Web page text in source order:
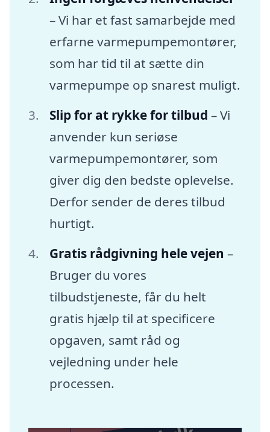
– Vi har et fast samarbejde med
erfarne varmepumpemontører,
som har tid til at sætte din
varmepumpe op snarest muligt.
Slip for at rykke for tilbud – Vi
anvender kun seriøse
varmepumpemontører, som
giver dig den bedste oplevelse.
Derfor sender de deres tilbud
hurtigt.
Gratis rådgivning hele vejen –
Bruger du vores
tilbudstjeneste, får du helt
gratis hjælp til at specificere
opgaven, samt råd og
vejledning under hele
processen.